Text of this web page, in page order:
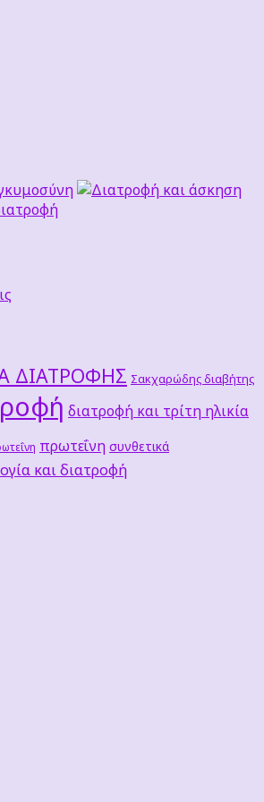
ΔΙΑΤΡΟΦΗΣ Σακχαρώδης διαβήτης
διατροφή και τρίτη ηλικία
πρωτεΐνη συνθετικά
και διατροφή